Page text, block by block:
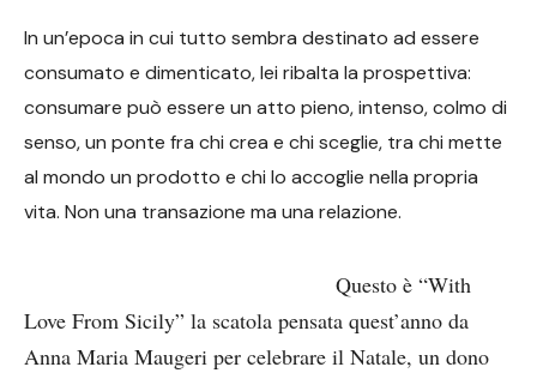
In un’epoca in cui tutto sembra destinato ad essere
consumato e dimenticato, lei ribalta la prospettiva:
consumare può essere un atto pieno, intenso, colmo di
senso, un ponte fra chi crea e chi sceglie, tra chi mette
al mondo un prodotto e chi lo accoglie nella propria
vita. Non una transazione ma una relazione.
Questo è “With
Love From Sicily” la scatola pensata quest’anno da
Anna Maria Maugeri per celebrare il Natale, un dono